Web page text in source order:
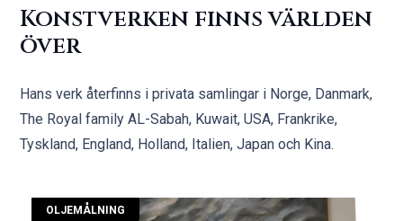
Konstverken finns världen
över
Hans verk återfinns i privata samlingar i Norge, Danmark,
The Royal family AL-Sabah, Kuwait, USA, Frankrike,
Tyskland, England, Holland, Italien, Japan och Kina.
OLJEMÅLNING